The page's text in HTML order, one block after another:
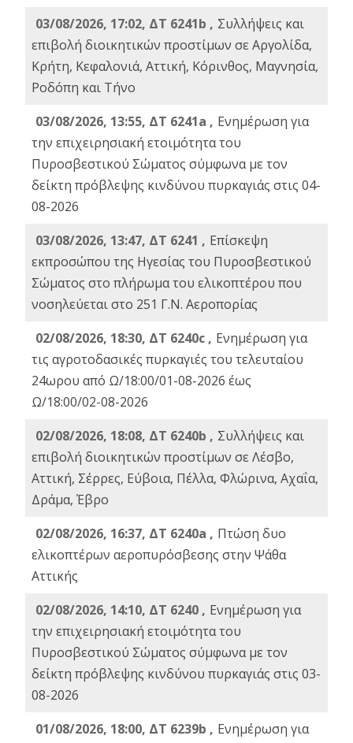
03/08/2026, 17:02, ΔΤ 6241b , Συλλήψεις και
επιβολή διοικητικών προστίμων σε Αργολίδα,
Κρήτη, Κεφαλονιά, Αττική, Κόρινθος, Μαγνησία,
Ροδόπη και Τήνο
03/08/2026, 13:55, ΔΤ 6241a , Ενημέρωση για
την επιχειρησιακή ετοιμότητα του
Πυροσβεστικού Σώματος σύμφωνα με τον
δείκτη πρόβλεψης κινδύνου πυρκαγιάς στις 04-
08-2026
03/08/2026, 13:47, ΔΤ 6241 , Επίσκεψη
εκπροσώπου της Ηγεσίας του Πυροσβεστικού
Σώματος στο πλήρωμα του ελικοπτέρου που
νοσηλεύεται στο 251 Γ.Ν. Αεροπορίας
02/08/2026, 18:30, ΔΤ 6240c , Ενημέρωση για
τις αγροτοδασικές πυρκαγιές του τελευταίου
24ωρου από Ω/18:00/01-08-2026 έως
Ω/18:00/02-08-2026
02/08/2026, 18:08, ΔΤ 6240b , Συλλήψεις και
επιβολή διοικητικών προστίμων σε Λέσβο,
Αττική, Σέρρες, Εύβοια, Πέλλα, Φλώρινα, Αχαΐα,
Δράμα, Έβρο
02/08/2026, 16:37, ΔΤ 6240a , Πτώση δυο
ελικοπτέρων αεροπυρόσβεσης στην Ψάθα
Αττικής
02/08/2026, 14:10, ΔΤ 6240 , Ενημέρωση για
την επιχειρησιακή ετοιμότητα του
Πυροσβεστικού Σώματος σύμφωνα με τον
δείκτη πρόβλεψης κινδύνου πυρκαγιάς στις 03-
08-2026
01/08/2026, 18:00, ΔΤ 6239b , Ενημέρωση για